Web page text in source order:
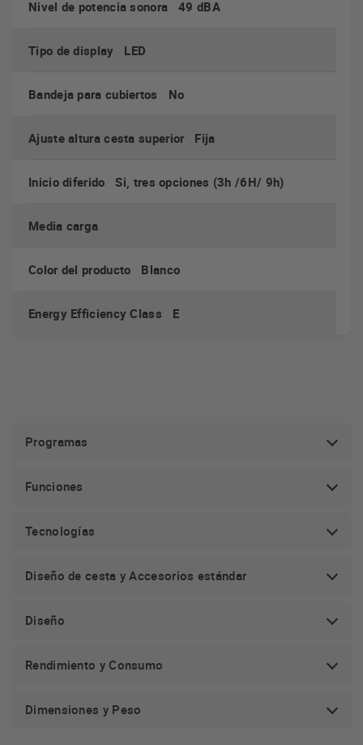
sencillo de abrir. Sin esfuerzos ni tanto desgaste.
Tan solo49 dB de potencia sonora durante su
que empiece. Puedes elegir entre retrasar el comienzo 3,
Nivel de potencia sonora 49 dBA
Tipo de display LED
Bandeja para cubiertos No
Ajuste altura cesta superior Fija
Inicio diferido Si, tres opciones (3h /6H/ 9h)
Media carga
Color del producto Blanco
Energy Efficiency Class E
Programas
Funciones
Tecnologías
Diseño de cesta y Accesorios estándar
Diseño
Rendimiento y Consumo
Dimensiones y Peso